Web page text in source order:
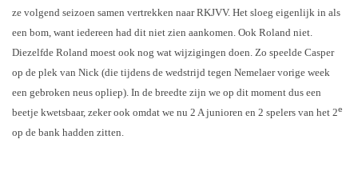
ze volgend seizoen samen vertrekken naar RKJVV. Het sloeg eigenlijk in als
een bom, want iedereen had dit niet zien aankomen. Ook Roland niet.
Diezelfde Roland moest ook nog wat wijzigingen doen. Zo speelde Casper
op de plek van Nick (die tijdens de wedstrijd tegen Nemelaervorige week
een gebroken neus opliep). In de breedte zijn we op dit moment dus een
beetje kwetsbaar, zeker ook omdat we nu 2 A junioren en 2 spelers van het 2e
op de bank hadden zitten.